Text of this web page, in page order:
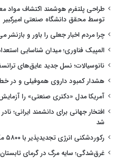
طراحی پلتفرم هوشمند اکتشاف
توسط محقق دانشگاه صنعتی امیرکبیر
چرا مردم اخبار جعلی را باور و بازنشر
المپیک فناوری؛ میدان شناسایی
نانوسیالات؛ نسل جدید عایق‌های
هشدار کمبود داروی هموفیلی و در
آمریکا مدل «دکتری صنعتی» را
افتخار جهانی برای دانشمند ایرانی؛
شد
رکوردشکنی انرژی تجدیدپذیر با ۵۸۰۰ مگاوات برق
غرق‌شدگی؛ سایه مرگ در گرمای تابستان